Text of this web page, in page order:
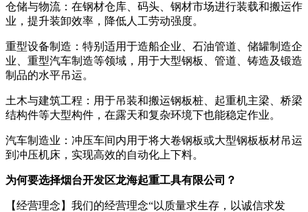
仓储与物流：在钢材仓库、码头、钢材市场进行装载和搬运作
业，提升装卸效率，降低人工劳动强度。
重型设备制造：特别适用于造船企业、石油管道、储罐制造企
业、重型汽车制造等领域，用于大型钢板、管道、铸造及锻造
制品的水平吊运。
土木与建筑工程：用于吊装和搬运钢板桩、起重机主梁、桥梁
结构件等大型构件，在露天和复杂环境下也能稳定作业。
汽车制造业：冲压车间内用于将大卷钢板或大型钢板板材吊运
到冲压机床，实现高效的自动化上下料。
为何要选择烟台开发区龙海起重工具有限公司？
【经营理念】我们的经营理念“以质量求生存，以诚信求发